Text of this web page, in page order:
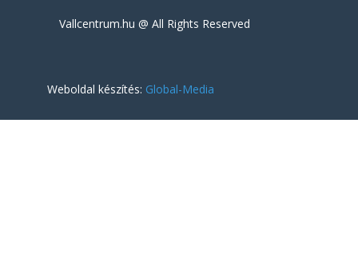
Vallcentrum.hu @ All Rights Reserved
Weboldal készítés: Global-Media